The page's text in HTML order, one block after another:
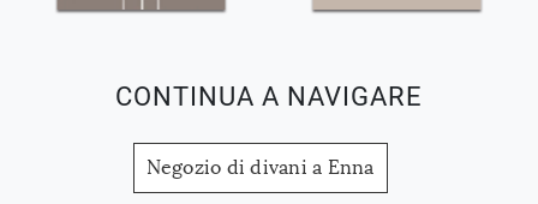
CONTINUA A NAVIGARE
Negozio di divani a Enna